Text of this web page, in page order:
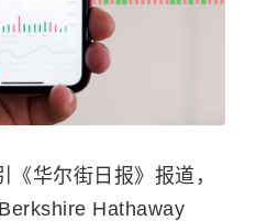
华尔街日报》报道，
Hathaway